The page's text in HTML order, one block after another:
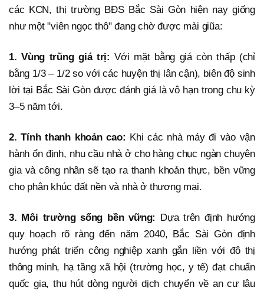
các KCN, thị trường BĐS Bắc Sài Gòn hiện nay giống
như một "viên ngọc thô" đang chờ được mài giũa:
1. Vùng trũng giá trị:Với mặt bằng giá còn thấp (chỉ
bằng 1/3 – 1/2 so với các huyện thị lân cận), biên độ sinh
lời tại Bắc Sài Gòn được đánh giá là vô hạn trong chu kỳ
3–5 năm tới.
2. Tính thanh khoản cao: Khi các nhà máy đi vào vận
hành ổn định, nhu cầu nhà ở cho hàng chục ngàn chuyên
gia và công nhân sẽ tạo ra thanh khoản thực, bền vững
cho phân khúc đất nền và nhà ở thương mại.
3. Môi trường sống bền vững: Dựa trên định hướng
quy hoạch rõ ràng đến năm 2040, Bắc Sài Gòn định
hướng phát triển công nghiệp xanh gắn liền với đô thị
thông minh, hạ tầng xã hội (trường học, y tế) đạt chuẩn
quốc gia, thu hút dòng người dịch chuyển về an cư lâu